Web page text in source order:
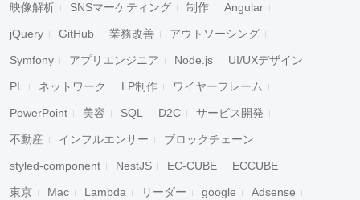
映像解析 SNSマーケティング 制作 Angular
jQuery GitHub 業務改善 アウトソーシング
Symfony アプリエンジニア Node.js UI/UXデザイン
PL ネットワーク LP制作 ワイヤーフレーム
PowerPoint 美容 SQL D2C サービス開発
不動産 インフルエンサー ブロックチェーン
styled-component NestJS EC-CUBE ECCUBE
東京 Mac Lambda リーダー google Adsense